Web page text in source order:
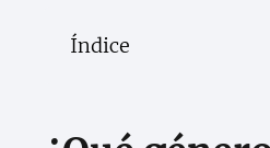
Índice